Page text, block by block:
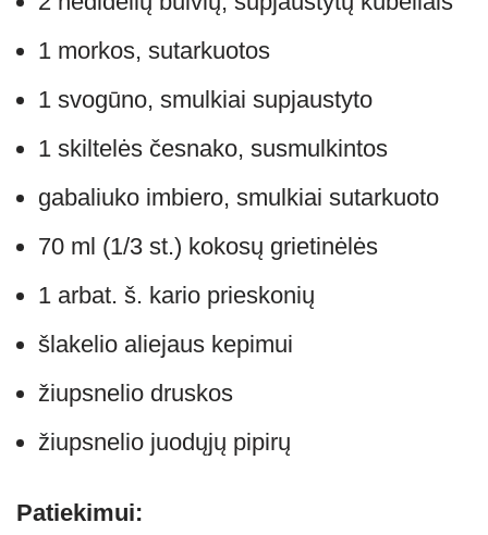
1 morkos, sutarkuotos
1 svogūno, smulkiai supjaustyto
1 skiltelės česnako, susmulkintos
gabaliuko imbiero, smulkiai sutarkuoto
70 ml (1/3 st.) kokosų grietinėlės
1 arbat. š. kario prieskonių
šlakelio aliejaus kepimui
žiupsnelio druskos
žiupsnelio juodųjų pipirų
Patiekimui: